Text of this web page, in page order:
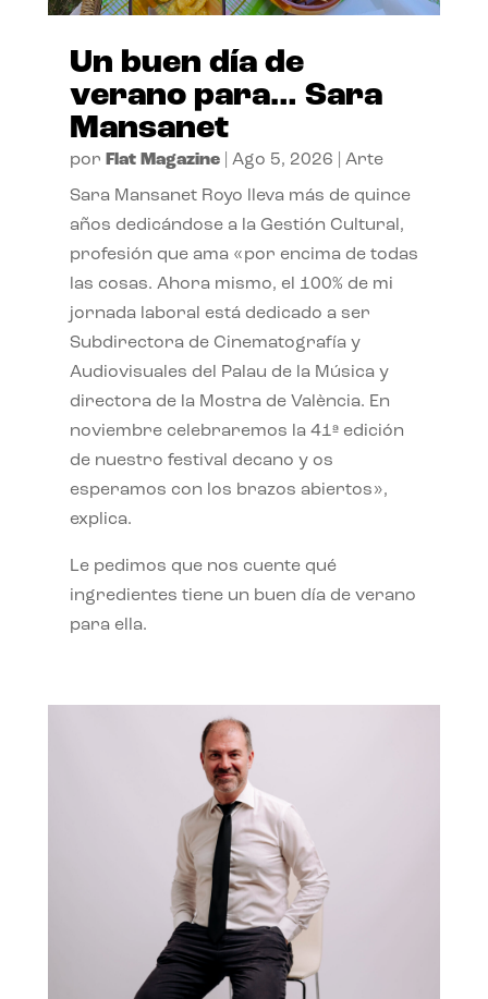
Un buen día de
verano para… Sara
Mansanet
por Flat Magazine| Ago 5, 2026 Arte
Sara Mansanet Royo lleva más de quince
años dedicándose a la Gestión Cultural,
profesión que ama «por encima de todas
las cosas. Ahora mismo, el 100% de mi
jornada laboral está dedicado a ser
Subdirectora de Cinematografía y
Audiovisuales del Palau de la Música y
directora de la Mostra de València. En
noviembre celebraremos la 41ª edición
de nuestro festival decano y os
esperamos con los brazos abiertos»,
explica.
Le pedimos que nos cuente qué
ingredientes tiene un buen día de verano
para ella.